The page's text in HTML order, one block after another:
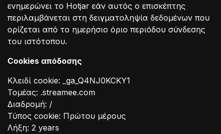
ενημερώνει το Hotjar εάν αυτός ο επισκέπτης
περιλαμβάνεται στη δειγματοληψία δεδομένων που
ορίζεται από το ημερήσιο όριο περιόδου σύνδεσης
του ιστότοπου.
Cookies απόδοσης
Κλειδί cookie: _ga_Q4NJ0KCKY1
Τομέας: .streamee.com
Διαδρομή: /
Τύπος cookie: Πρώτου μέρους
Λήξη: 2 years